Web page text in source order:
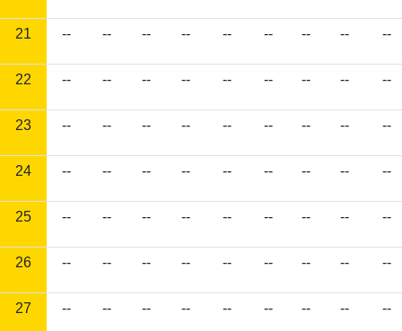
21 -- -- -- -- -- -- -- -- --
22 -- -- -- -- -- -- -- -- --
23 -- -- -- -- -- -- -- -- --
24 -- -- -- -- -- -- -- -- --
25 -- -- -- -- -- -- -- -- --
26 -- -- -- -- -- -- -- -- --
27 -- -- -- -- -- -- -- -- --